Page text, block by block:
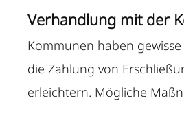
Verhandlung mit der
Kommunen haben
die Zahlung von
erleichtern. Mögliche